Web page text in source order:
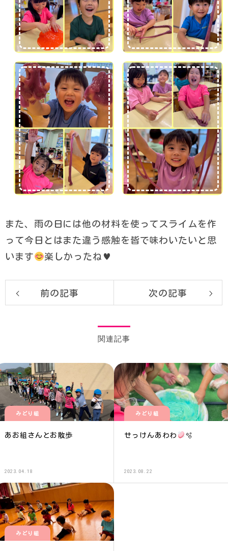
また、雨の日には他の材料を使ってスライムを作
って今日とはまた違う感触を皆で味わいたいと思
います
楽しかったね ♥️
前の記事 次の記事
関連記事
みどり組
あお組さんとお散歩
2023.04.18
みどり組
せっけんあわわ 🫧
2023.08.22
みどり組